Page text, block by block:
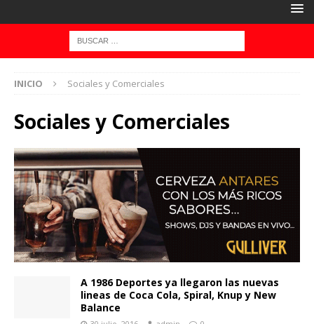
INICIO Sociales y Comerciales
Sociales y Comerciales
A 1986 Deportes ya llegaron las nuevas
lineas de Coca Cola, Spiral, Knup y New
Balance